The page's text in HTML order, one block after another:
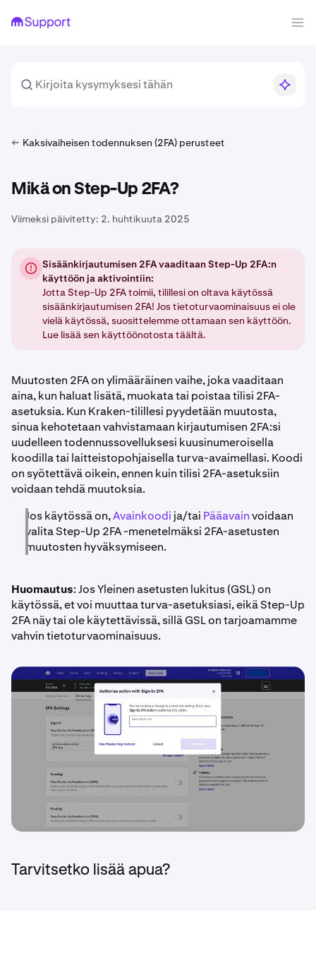
Kaksivaiheisen todennuksen (2FA) perusteet
Mikä on Step-Up 2FA?
Viimeksi päivitetty: 2. huhtikuuta 2025
Sisäänkirjautumisen 2FA vaaditaan Step-Up 2FA:n
käyttöön ja aktivointiin:
Jotta Step-Up 2FA toimii, tilillesi on oltava käytössä
sisäänkirjautumisen 2FA! Jos tietoturvaominaisuus ei ole
vielä käytössä, suosittelemme ottamaan sen käyttöön.
Lue lisää sen käyttöönotosta täältä.
Muutosten 2FA on ylimääräinen vaihe, joka vaaditaan
aina, kun haluat lisätä, muokata tai poistaa tilisi 2FA-
asetuksia. Kun Kraken-tilillesi pyydetään muutosta,
sinua kehotetaan vahvistamaan kirjautumisen 2FA:si
uudelleen todennussovelluksesi kuusinumeroisella
koodilla tai laitteistopohjaisella turva-avaimellasi. Koodi
on syötettävä oikein, ennen kuin tilisi 2FA-asetuksiin
voidaan tehdä muutoksia.
Jos käytössä on,Avainkoodi ja/tai Pääavainvoidaan
valita Step-Up 2FA -menetelmäksi 2FA-asetusten
muutosten hyväksymiseen.
Huomautus: Jos Yleinen asetusten lukitus (GSL) on
käytössä, et voi muuttaa turva-asetuksiasi, eikä Step-Up
2FA näy tai ole käytettävissä, sillä GSL on tarjoamamme
vahvin tietoturvaominaisuus.
Tarvitsetko lisää apua?